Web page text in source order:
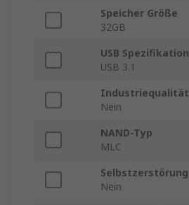
Speicher Größe
32GB
USB Spezifikation
USB 3.1
Industriequalität
Nein
NAND-Typ
MLC
Selbstzerstörung
Nein